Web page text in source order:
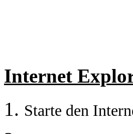
Internet
Starte den